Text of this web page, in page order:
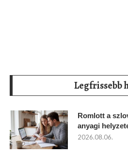
Legfrissebb
Romlott a
anyagi
2026.08.06.